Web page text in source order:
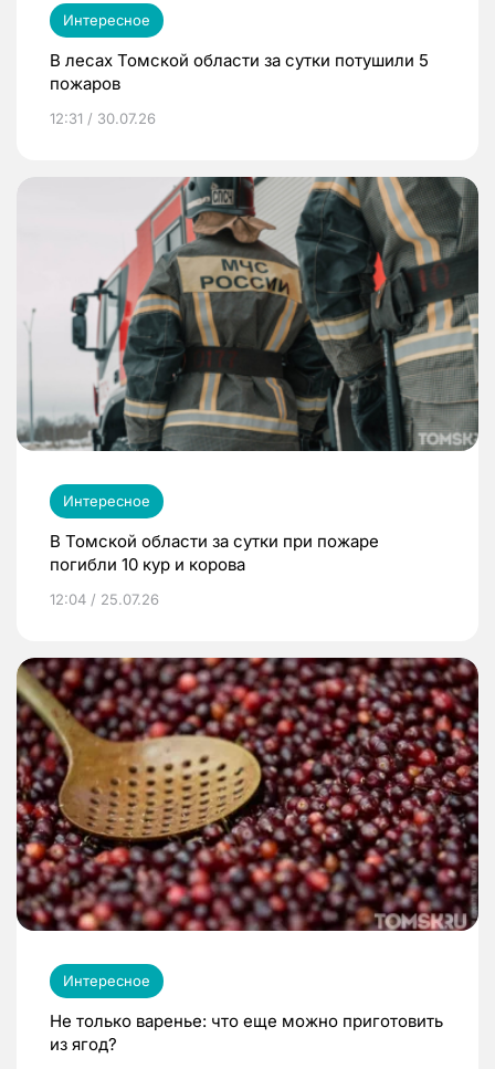
Интересное
В лесах Томской области за сутки потушили 5
пожаров
12:31 / 30.07.26
Интересное
В Томской области за сутки при пожаре
погибли 10 кур и корова
12:04 / 25.07.26
Интересное
Не только варенье: что еще можно приготовить
из ягод?